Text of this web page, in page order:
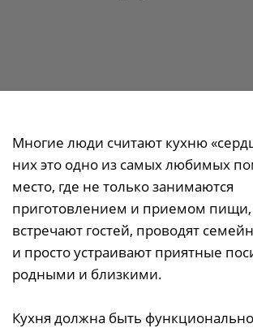
Многие люди считают кухню
них это одно из самых любимых
место, где не только занимаются
приготовлением и приемом пищи,
встречают гостей, проводят
и просто устраивают приятные
родными и близкими.
Кухня должна быть